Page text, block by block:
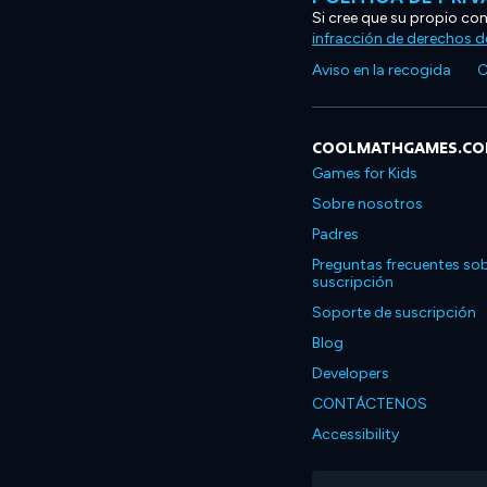
Si cree que su propio
infracción de derechos
Aviso en la recogida
Games for Kids
Sobre nosotros
Padres
Preguntas frecuentes
suscripción
Soporte de suscripción
Blog
Developers
CONTÁCTENOS
Accessibility